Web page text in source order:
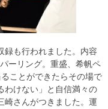
録も行われました。内容
ーリング。重盛、希帆ペ
ことができたらその場で
わけない」と自信満々の
崎さんがつきました。運